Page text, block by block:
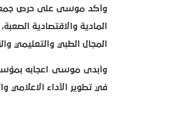
وأكد موسى على حرص
المادية والاقتصادية
المجال الطبي والتعليمي
وأبدى موسى اعجابه
في تطوير الأداء الاعلامي